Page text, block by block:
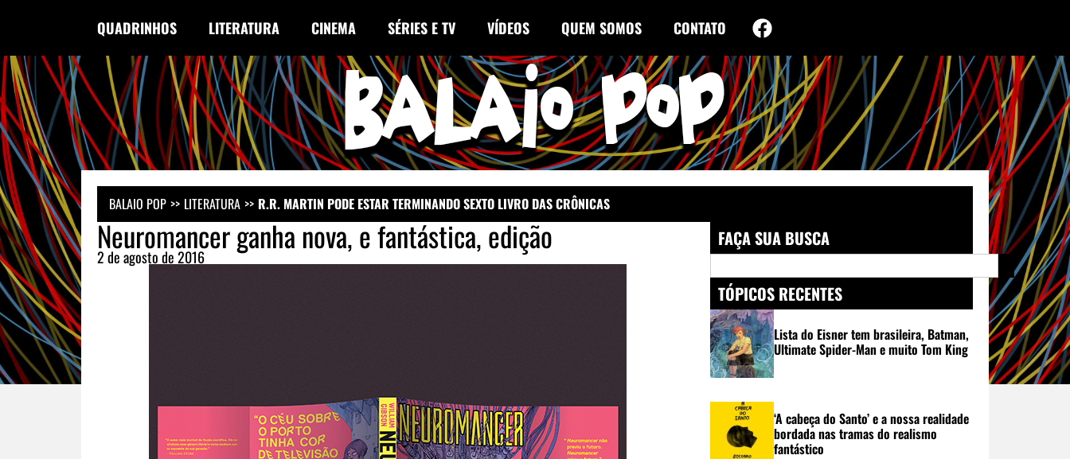
QUADRINHOS LITERATURA CINEMA SÉRIES E TV VÍDEOS QUEM SOMOS CONTATO
BALAIO POP LITERATURA R.R. MARTIN PODE ESTAR TERMINANDO SEXTO LIVRO DAS CRÔNICAS
Neuromancer ganha nova, e fantástica, edição
2 de agosto de 2016
FAÇA SUA BUSCA
TÓPICOS RECENTES
Lista do Eisner tem brasileira, Batman,
Ultimate Spider-Man e muito Tom King
‘A cabeça do Santo’ e a nossa realidade
bordada nas tramas do realismo
fantástico